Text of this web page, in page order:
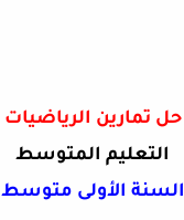
حل تمارين الرياضيات
التعليم المتوسط
السنة الأولى متوسط